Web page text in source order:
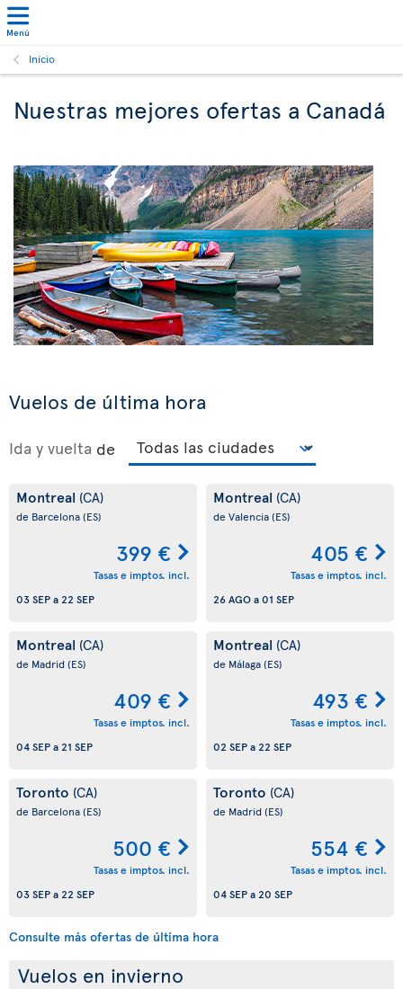
Menú
Inicio
Nuestras mejores ofertas a Canadá
Vuelos de última hora
Ida y vuelta de
Montreal (CA)
de Barcelona(ES)
399 €
Tasas e imptos. incl.
03 SEPa22 SEP
Montreal (CA)
de Valencia(ES)
405 €
Tasas e imptos. incl.
26 AGOa01 SEP
Montreal (CA)
de Madrid(ES)
409 €
Tasas e imptos. incl.
04 SEPa21 SEP
Montreal (CA)
de Málaga(ES)
493 €
Tasas e imptos. incl.
02 SEPa22 SEP
Toronto (CA)
de Barcelona(ES)
500 €
Tasas e imptos. incl.
03 SEPa22 SEP
Toronto (CA)
de Madrid(ES)
554 €
Tasas e imptos. incl.
04 SEPa20 SEP
Consulte más ofertas de última hora
Vuelos en invierno